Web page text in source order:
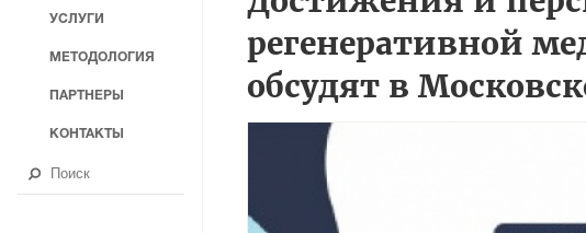
регенеративной
обсудят в
УСЛУГИ
МЕТОДОЛОГИЯ
ПАРТНЕРЫ
КОНТАКТЫ